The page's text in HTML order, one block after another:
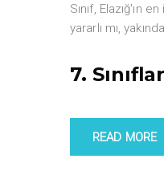
Sınıf, Elazığ'ın
yararlı mı,
7.
READ MORE